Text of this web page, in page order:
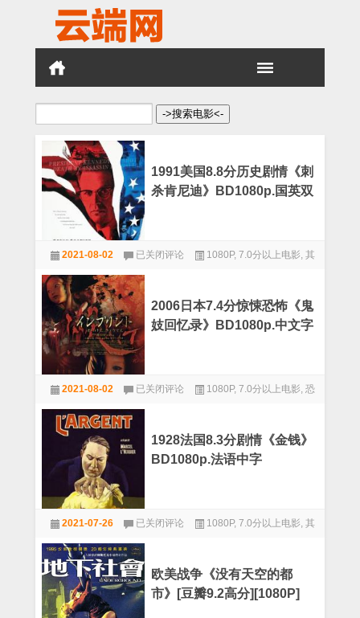
搜
1991美国8.8分历史剧情《刺
杀肯尼迪》BD1080p.国英双
2021-08-02
美
国
8.8
分
历
史
剧
情
杀
肯
尼
BD1080p.
国
英
已关闭评论 1080P, 7.0分以上电影 其
2006日本7.4分惊悚恐怖《鬼
妓回忆录》BD1080p.中文字
2021-08-02
日
本
惊
妓
回
忆
录》
BD1080p.
中
文
已关闭评论 1080P, 7.0分以上电影, 恐
1928法国8.3分剧情《金钱》
BD1080p.法语中字
2021-07-26
法
国
8.3
分
剧
情
《金
已关闭评论 1080P, 7.0分以上电影, 其
欧美战争《没有天空的都
市》[豆瓣9.2高分][1080P]